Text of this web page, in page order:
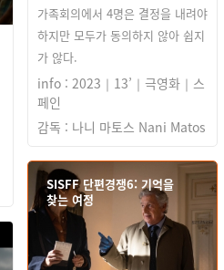
가족회의에서 4명은 결정을 내려야
하지만 모두가 동의하지 않아 쉽지
가 않다.
info : 2023｜13’｜극영화｜스
페인
감독 : 나니 마토스 Nani Matos
SISFF 단편경쟁6: 기억을
찾는 여정